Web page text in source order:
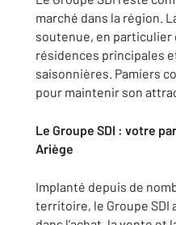
marché dans la région.
soutenue, en particulier
résidences principales
saisonnières. Pamiers
pour maintenir son
Le Groupe SDI : votre
Ariège
Implanté depuis de
territoire, le Groupe SDI